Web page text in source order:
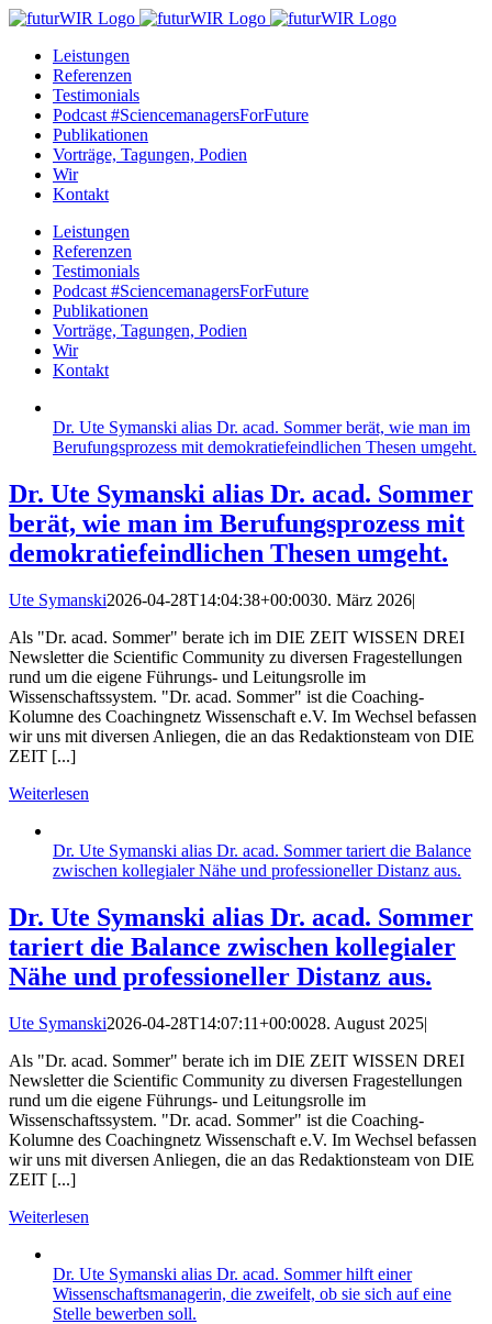
Zum
springenLeistungen
Referenzen
Testimonials
Podcast #SciencemanagersForFuture
Publikationen
Vorträge, Tagungen, Podien
Wir
Kontakt
Leistungen
Referenzen
Testimonials
Podcast #SciencemanagersForFuture
Publikationen
Vorträge, Tagungen, Podien
Wir
Kontakt
Dr. Ute Symanski alias Dr. acad. Sommer berät, wie man im
Berufungsprozess mit demokratiefeindlichen Thesen umgeht.
Dr. Ute Symanski alias Dr. acad. Sommer
berät, wie man im Berufungsprozess mit
demokratiefeindlichen Thesen umgeht.
Ute Symanski2026-04-28T14:04:38+00:0030. März 2026|
Als "Dr. acad. Sommer" berate ich im DIE ZEIT WISSEN DREI
Newsletter die Scientific Community zu diversen Fragestellungen
rund um die eigene Führungs- und Leitungsrolle im
Wissenschaftssystem. "Dr. acad. Sommer" ist die Coaching-
Kolumne des Coachingnetz Wissenschaft e.V. Im Wechsel befassen
wir uns mit diversen Anliegen, die an das Redaktionsteam von DIE
ZEIT [...]
Weiterlesen
Dr. Ute Symanski alias Dr. acad. Sommer tariert die Balance
zwischen kollegialer Nähe und professioneller Distanz aus.
Dr. Ute Symanski alias Dr. acad. Sommer
tariert die Balance zwischen kollegialer
Nähe und professioneller Distanz aus.
Ute Symanski2026-04-28T14:07:11+00:0028. August 2025|
Als "Dr. acad. Sommer" berate ich im DIE ZEIT WISSEN DREI
Newsletter die Scientific Community zu diversen Fragestellungen
rund um die eigene Führungs- und Leitungsrolle im
Wissenschaftssystem. "Dr. acad. Sommer" ist die Coaching-
Kolumne des Coachingnetz Wissenschaft e.V. Im Wechsel befassen
wir uns mit diversen Anliegen, die an das Redaktionsteam von DIE
ZEIT [...]
Weiterlesen
Dr. Ute Symanski alias Dr. acad. Sommer hilft einer
Wissenschaftsmanagerin, die zweifelt, ob sie sich auf eine
Stelle bewerben soll.